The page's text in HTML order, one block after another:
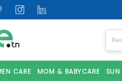
CARE MOM & BABYCARE